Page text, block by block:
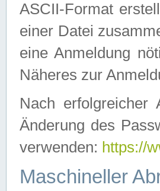
ASCII-Format
einer Datei
eine Anmeldung
Näheres zur
Nach erfolgreicher
Änderung des
verwenden: https://
Maschineller